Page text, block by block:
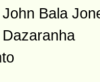
Bala